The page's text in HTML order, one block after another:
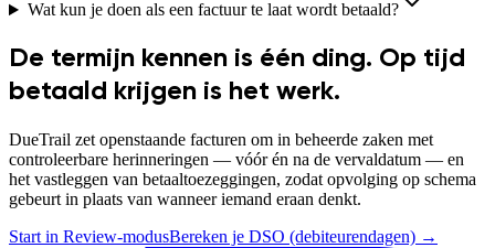
Wat kun je doen als een factuur te laat wordt betaald?
De termijn kennen is één ding. Op tijd
betaald krijgen is het werk.
DueTrail zet openstaande facturen om in beheerde zaken met
controleerbare herinneringen — vóór én na de vervaldatum — en
het vastleggen van betaaltoezeggingen, zodat opvolging op schema
gebeurt in plaats van wanneer iemand eraan denkt.
Start in Review-modusBereken je DSO (debiteurendagen) →